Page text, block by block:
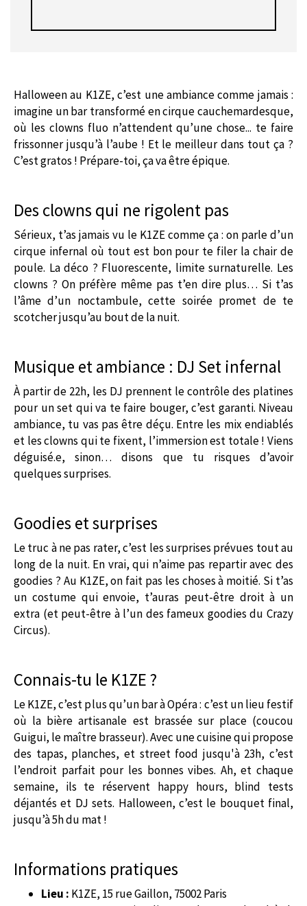
Halloween au K1ZE, c’est une ambiance comme jamais :
imagine un bar transformé en cirque cauchemardesque,
où les clowns fluo n’attendent qu’une chose... te faire
frissonner jusqu’à l’aube ! Et le meilleur dans tout ça ?
C’est gratos ! Prépare-toi, ça va être épique.
Des clowns qui ne rigolent pas
Sérieux, t’as jamais vu le K1ZE comme ça : on parle d’un
cirque infernal où tout est bon pour te filer la chair de
poule. La déco ? Fluorescente, limite surnaturelle. Les
clowns ? On préfère même pas t’en dire plus… Si t’as
l’âme d’un noctambule, cette soirée promet de te
scotcher jusqu’au bout de la nuit.
Musique et ambiance : DJ Set infernal
À partir de 22h, les DJ prennent le contrôle des platines
pour un set qui va te faire bouger, c’est garanti. Niveau
ambiance, tu vas pas être déçu. Entre les mix endiablés
et les clowns qui te fixent, l’immersion est totale ! Viens
déguisé.e, sinon… disons que tu risques d’avoir
quelques surprises.
Goodies et surprises
Le truc à ne pas rater, c’est les surprises prévues tout au
long de la nuit. En vrai, qui n’aime pas repartir avec des
goodies ? Au K1ZE, on fait pas les choses à moitié. Si t’as
un costume qui envoie, t’auras peut-être droit à un
extra (et peut-être à l’un des fameux goodies du Crazy
Circus).
Connais-tu le K1ZE ?
Le K1ZE, c’est plus qu’un bar à Opéra : c’est un lieu festif
où la bière artisanale est brassée sur place (coucou
Guigui, le maître brasseur). Avec une cuisine qui propose
des tapas, planches, et street food jusqu'à 23h, c’est
l’endroit parfait pour les bonnes vibes. Ah, et chaque
semaine, ils te réservent happy hours, blind tests
déjantés et DJ sets. Halloween, c’est le bouquet final,
jusqu’à 5h du mat !
Informations pratiques
Lieu : K1ZE, 15 rue Gaillon, 75002 Paris